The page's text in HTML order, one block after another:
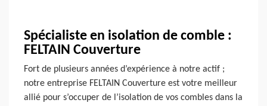
Spécialiste en isolation de comble :
FELTAIN Couverture
Fort de plusieurs années d’expérience à notre actif ;
notre entreprise FELTAIN Couverture est votre meilleur
allié pour s’occuper de l’isolation de vos combles dans la